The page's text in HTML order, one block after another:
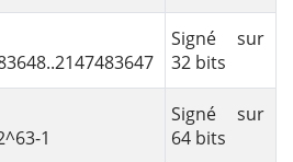
Signé sur
32 bits
1
Signé sur
64 bits